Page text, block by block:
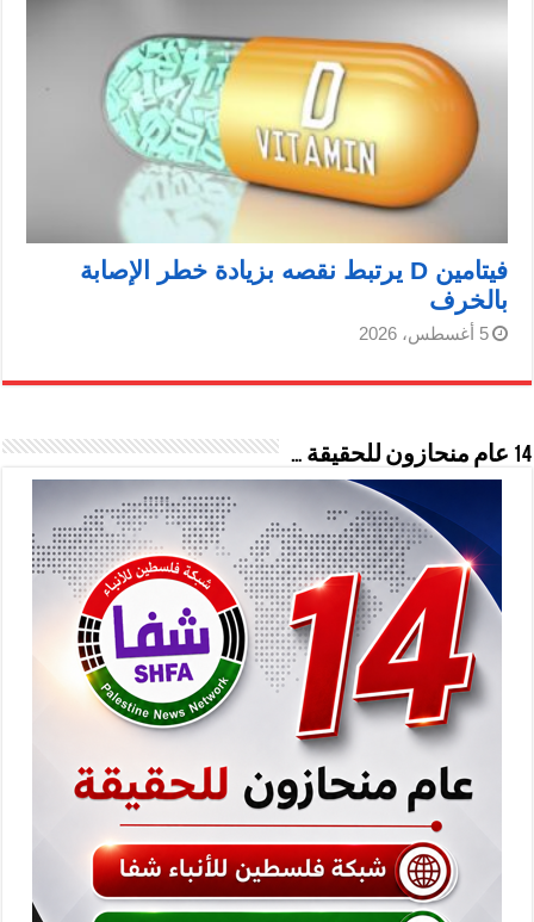
فيتامين D يرتبط نقصه بزيادة خطر الإصابة
بالخرف
5 أغسطس، 2026
14 عام منحازون للحقيقة …